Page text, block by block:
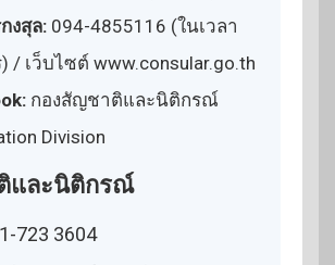
งสุล: 094-4855116 (ในเวลา
/ เว็บไซต์ www.consular.go.th
กองสัญชาติและนิติกรณ์
Division
และนิติกรณ์
723 3604